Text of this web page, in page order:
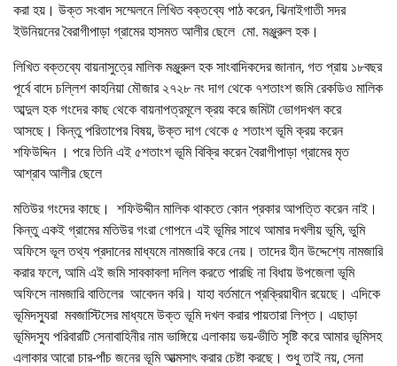
করা হয়। উক্ত সংবাদ সম্মেলনে লিখিত বক্তব্যে পাঠ করেন, ঝিনাইগাতী সদর
ইউনিয়নের বৈরাগীপাড়া গ্রামের হাসমত আলীর ছেলে মো. মঞ্জুরুল হক।
লিখিত বক্তব্যে বায়নাসুত্রে মালিক মঞ্জুরুল হক সাংবাদিকদের জানান, গত প্রায় ১৮বছর
পূর্বে বাদে চল্লিশ কাহনিয়া মৌজার ২৭২৮ নং দাগ থেকে ৭শতাংশ জমি রেকডিও মালিক
আব্দুল হক গংদের কাছ থেকে বায়নাপত্রমূলে ক্রয় করে জমিটা ভোগদখল করে
আসছে। কিন্তু পরিতাপের বিষয়, উক্ত দাগ থেকে ৫ শতাংশ ভূমি ক্রয় করেন
শফিউদ্দিন । পরে তিনি এই ৫শতাংশ ভূমি বিক্রি করেন বৈরাগীপাড়া গ্রামের মৃত
আশ্রাব আলীর ছেলে
মতিউর গংদের কাছে। শফিউদ্দীন মালিক থাকতে কোন প্রকার আপত্তি করেন নাই।
কিন্তু একই গ্রামের মতিউর গংরা গোপনে এই ভূমির সাথে আমার দখলীয় ভূমি, ভুমি
অফিসে ভূল তথ্য প্রদানের মাধ্যমে নামজারি করে নেয়। তাদের হীন উদ্দেশ্যে নামজারি
করার ফলে, আমি এই জমি সাবকাবলা দলিল করতে পারছি না বিধায় উপজেলা ভূমি
অফিসে নামজারি বাতিলের আবেদন করি। যাহা বর্তমানে প্রক্রিয়াধীন রয়েছে। এদিকে
ভূমিদস্যুরা মবজাস্টিসের মাধ্যমে উক্ত ভূমি দখল করার পায়তারা লিপ্ত। এছাড়া
ভূমিদস্যু পরিবারটি সেনাবাহিনীর নাম ভাঙ্গিয়ে এলাকায় ভয়-ভীতি সৃষ্টি করে আমার ভূমিসহ
এলাকার আরো চার-পাঁচ জনের ভূমি আত্মসাৎ করার চেষ্টা করছে। শুধু তাই নয়, সেনা